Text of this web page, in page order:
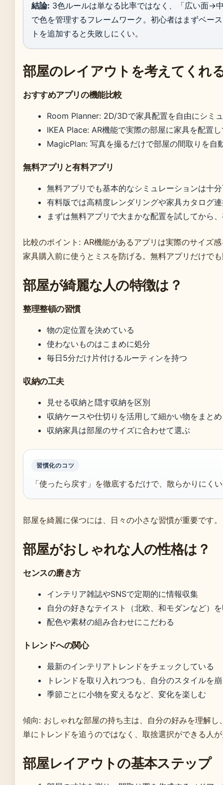
結論: 3色ルールは単なる比率ではなく、「広い面→
で色を管理するフレームワーク。初心者はまずベー
トを追加すると失敗しにくい。
部屋のレイアウトを考えてくれ
おすすめアプリの機能比較
Room Planner: 2D/3Dで家具配置を自由にシミ
IKEA Place: AR機能で実際の部屋に家具を配置
MagicPlan: 写真を撮るだけで部屋の間取りを自
無料アプリと有料アプリ
無料アプリでも基本的なシミュレーションは十
有料版では高精度レンダリングや家具カタログ
まずは無料アプリで大まかな配置を試してから
比較のポイント: AR機能があるアプリは実際のサイズ
家具購入前に使うとミスを防げる。無料アプリだけで
部屋が綺麗な人の特徴は？
整理整頓の習慣
物の定位置を決めている
使わないものはこまめに処分
毎日5分だけ片付けるルーティンを持つ
収納の工夫
見せる収納と隠す収納を区別
収納ケースや仕切りを活用して細かい物をまと
収納家具は部屋のサイズに合わせて選ぶ
習慣化のコツ
「使ったら戻す」を徹底するだけで、散らかりにく
部屋を綺麗に保つには、日々の小さな習慣が重要です。
部屋がおしゃれな人の性格は？
センスの磨き方
インテリア雑誌やSNSで定期的に情報収集
自分の好きなテイスト（北欧、和モダンなど）
配色や素材の組み合わせにこだわる
トレンドへの関心
最新のインテリアトレンドをチェックしている
トレンドを取り入れつつも、自分のスタイルを
季節ごとに小物を変えるなど、変化を楽しむ
傾向: おしゃれな部屋の持ち主は、自分の好みを理解
単にトレンドを追うのではなく、取捨選択ができる人
部屋レイアウトの基本ステップ